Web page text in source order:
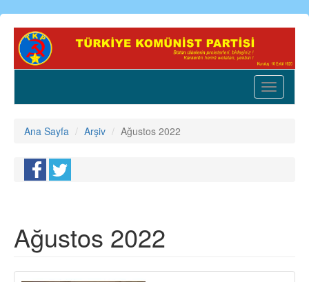
Ana
içeriğe
Toggle
Ana Sayfa Arşiv Ağustos 2022
Ağustos 2022